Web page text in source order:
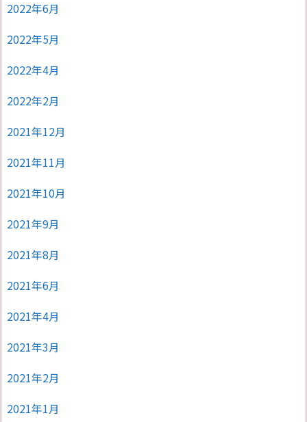
2022年6月
2022年5月
2022年4月
2022年2月
2021年12月
2021年11月
2021年10月
2021年9月
2021年8月
2021年6月
2021年4月
2021年3月
2021年2月
2021年1月